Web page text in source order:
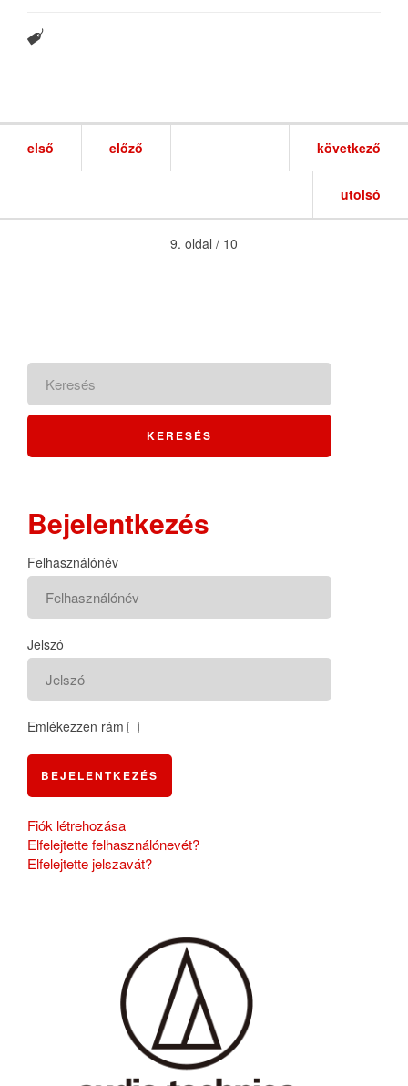
első előző következő
utolsó
9. oldal / 10
Bejelentkezés
Felhasználónév
Jelszó
Emlékezzen rám
BEJELENTKEZÉS
Fiók létrehozása
Elfelejtette felhasználónevét?
Elfelejtette jelszavát?